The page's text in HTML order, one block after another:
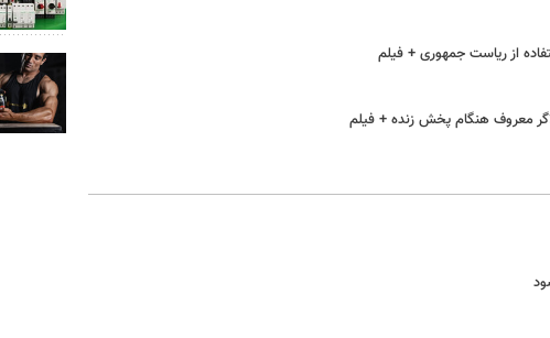
از ریاست جمهوری + فیلم
معروف هنگام پخش زنده + فیلم